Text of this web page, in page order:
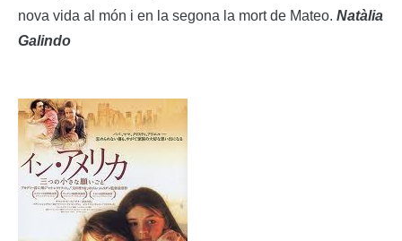
nova vida al món i en la segona la mort de Mateo. Natàlia
Galindo